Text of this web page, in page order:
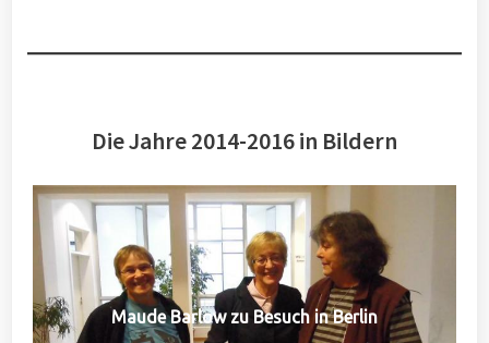
Die Jahre 2014-2016 in Bildern
Maude Barlow zu Besuch in Berlin